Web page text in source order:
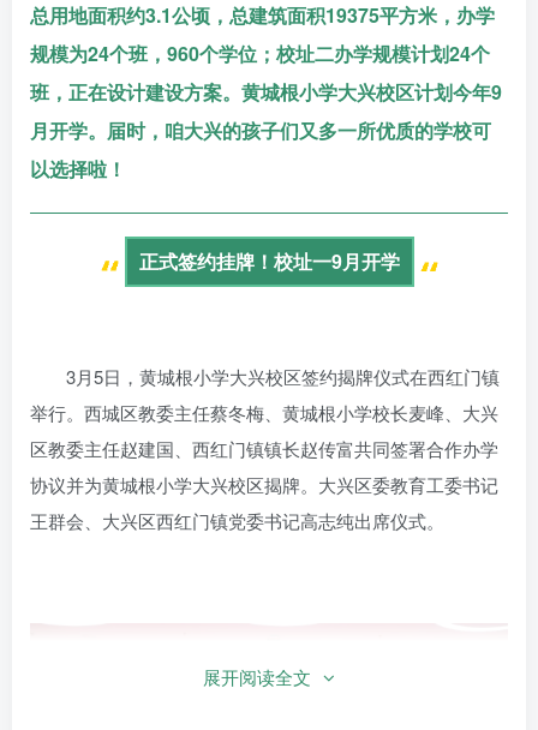
总用地面积约3.1公顷，总建筑面积19375平方米，办学
规模为24个班，960个学位；校址二办学规模计划24个
班，正在设计建设方案。黄城根小学大兴校区计划今年9
月开学。届时，咱大兴的孩子们又多一所优质的学校可
以选择啦！
正式签约挂牌！校址一9月开学
3月5日，黄城根小学大兴校区签约揭牌仪式在西红门镇
举行。西城区教委主任蔡冬梅、黄城根小学校长麦峰、大兴
区教委主任赵建国、西红门镇镇长赵传富共同签署合作办学
协议并为黄城根小学大兴校区揭牌。大兴区委教育工委书记
王群会、大兴区西红门镇党委书记高志纯出席仪式。
展开阅读全文